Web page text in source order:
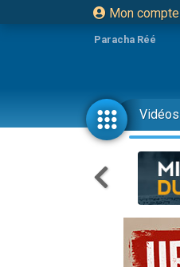
Mon compte
Paracha Réé
Vidéos